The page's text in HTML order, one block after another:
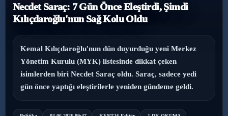
Magazin
Sağlık
Yaşam
Necdet Saraç: 7 Gün Önce Eleştirdi, Şimdi
Kılıçdaroğlu'nun Sağ Kolu Oldu
Kemal Kılıçdaroğlu'nun dün duyurduğu yeni Merkez
Yönetim Kurulu (MYK) listesinde dikkat çeken
isimlerden biri Necdet Saraç oldu. Saraç, sadece yedi
gün önce yaptığı eleştirilerle yeniden gündeme geldi.